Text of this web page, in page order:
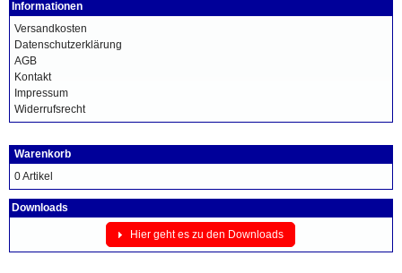
Informationen
Versandkosten
Datenschutzerklärung
AGB
Kontakt
Impressum
Widerrufsrecht
Warenkorb
0 Artikel
Downloads
Hier geht es zu den Downloads